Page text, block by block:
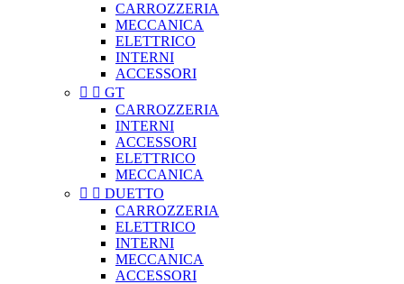
CARROZZERIA
MECCANICA
ELETTRICO
INTERNI
ACCESSORI
  GT
CARROZZERIA
INTERNI
ACCESSORI
ELETTRICO
MECCANICA
  DUETTO
CARROZZERIA
ELETTRICO
INTERNI
MECCANICA
ACCESSORI